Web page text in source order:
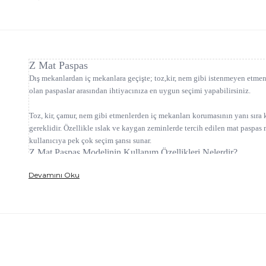
Z Mat Paspas
Dış mekanlardan iç mekanlara geçişte; toz,kir, nem gibi istenmeyen
olan paspaslar arasından ihtiyacınıza en uygun seçimi yapabilirsiniz.
Toz, kir, çamur, nem gibi etmenlerden iç mekanları korumasının yanı
gereklidir. Özellikle ıslak ve kaygan zeminlerde tercih edilen mat
kullanıcıya pek çok seçim şansı sunar.
Z Mat Paspas Modelinin Kullanım Özellikleri Nelerdir?
kullanılan ve temiz görünmesi istenilen alanlarda oldukça işe yarar.
Devamını Oku